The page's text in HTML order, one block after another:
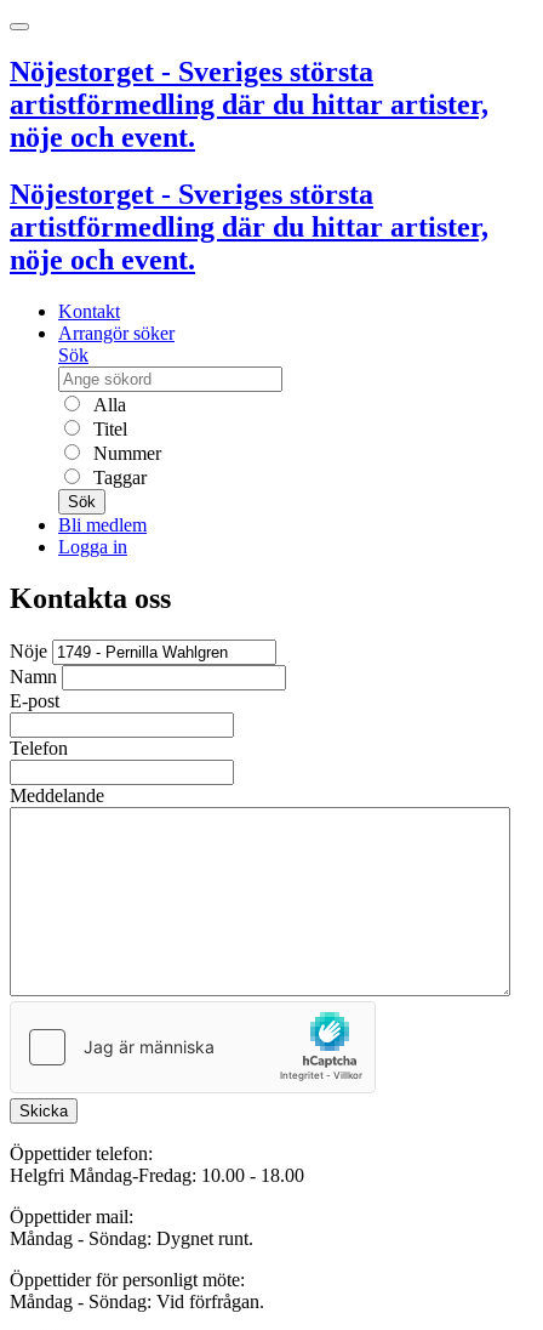
Nöjestorget - Sveriges största
artistförmedling där du hittar artister,
nöje och event.
Nöjestorget - Sveriges största
artistförmedling där du hittar artister,
nöje och event.
Kontakt
Arrangör söker
Sök
Alla
Titel
Nummer
Taggar
Sök
Bli medlem
Logga in
Kontakta oss
Nöje
Namn
E-post
Telefon
Meddelande
Skicka
Öppettider telefon:
Helgfri Måndag-Fredag: 10.00 - 18.00
Öppettider mail:
Måndag - Söndag: Dygnet runt.
Öppettider för personligt möte:
Måndag - Söndag: Vid förfrågan.